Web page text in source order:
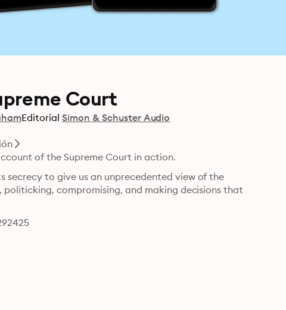
Court
Editorial Simon & Schuster Audio
of the Supreme Court in action.
to give us an unprecedented view of the
compromising, and making decisions that